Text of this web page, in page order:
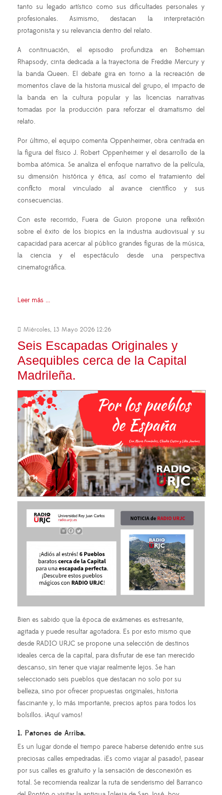
tanto su legado artístico como sus dificultades personales y
profesionales. Asimismo, destacan la interpretación
protagonista y su relevancia dentro del relato.
A continuación, el episodio profundiza en Bohemian
Rhapsody, cinta dedicada a la trayectoria de Freddie Mercury y
la banda Queen. El debate gira en torno a la recreación de
momentos clave de la historia musical del grupo, el impacto de
la banda en la cultura popular y las licencias narrativas
tomadas por la producción para reforzar el dramatismo del
relato.
Por último, el equipo comenta Oppenheimer, obra centrada en
la figura del físico J. Robert Oppenheimer y el desarrollo de la
bomba atómica. Se analiza el enfoque narrativo de la película,
su dimensión histórica y ética, así como el tratamiento del
conflicto moral vinculado al avance científico y sus
consecuencias.
Con este recorrido, Fuera de Guion propone una reflexión
sobre el éxito de los biopics en la industria audiovisual y su
capacidad para acercar al público grandes figuras de la música,
la ciencia y el espectáculo desde una perspectiva
cinematográfica.
Leer más ...
Miércoles, 13 Mayo 2026 12:26
Seis Escapadas Originales y
Asequibles cerca de la Capital
Madrileña.
Bien es sabido que la época de exámenes es estresante,
agitada y puede resultar agotadora. Es por esto mismo que
desde RADIO URJC se propone una selección de destinos
ideales cerca de la capital, para disfrutar de ese tan merecido
descanso, sin tener que viajar realmente lejos. Se han
seleccionado seis pueblos que destacan no solo por su
belleza, sino por ofrecer propuestas originales, historia
fascinante y, lo más importante, precios aptos para todos los
bolsillos. ¡Aquí vamos!
1. Patones de Arriba.
Es un lugar donde el tiempo parece haberse detenido entre sus
preciosas calles empedradas. ¡Es como viajar al pasado!, pasear
por sus calles es gratuito y la sensación de desconexión es
total. Se recomienda realizar la ruta de senderismo del Barranco